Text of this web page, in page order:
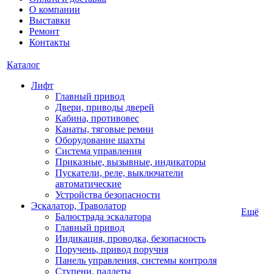
О компании
Выставки
Ремонт
Контакты
Каталог
Лифт
Главный привод
Двери, приводы дверей
Кабина, противовес
Канаты, тяговые ремни
Оборудование шахты
Система управления
Приказные, вызывные, индикаторы
Пускатели, реле, выключатели
автоматические
Устройства безопасности
Эскалатор, Траволатор
Балюстрада эскалатора
Главный привод
Индикация, проводка, безопасность
Поручень, привод поручня
Панель управления, системы контроля
Ступени, паллеты
Ещё